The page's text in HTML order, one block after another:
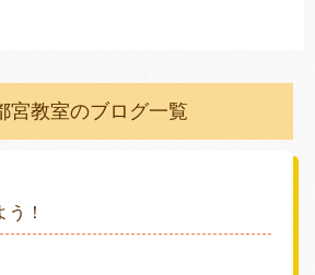
宮教室のブログ一覧
！